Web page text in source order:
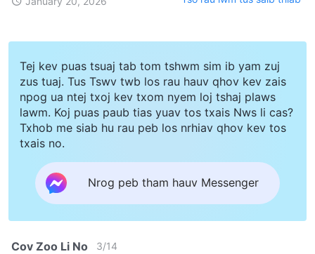
Tej kev puas tsuaj tab tom tshwm sim ib yam zuj
zus tuaj. Tus Tswv twb los rau hauv qhov kev zais
npog ua ntej txoj kev txom nyem loj tshaj plaws
lawm. Koj puas paub tias yuav tos txais Nws li cas?
Txhob me siab hu rau peb los nrhiav qhov kev tos
txais no.
Nrog peb tham hauv Messenger
Cov Zoo Li No 3/14